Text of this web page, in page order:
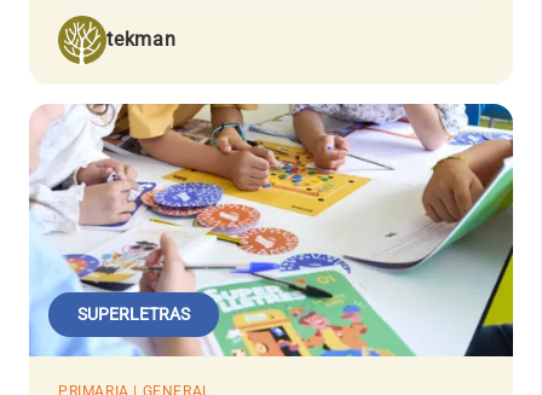
tekman
SUPERLETRAS
PRIMARIA | GENERAL